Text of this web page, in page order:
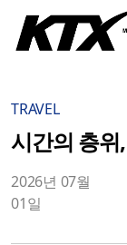
TRAVEL
시간의 층위
2026년 07월
01일